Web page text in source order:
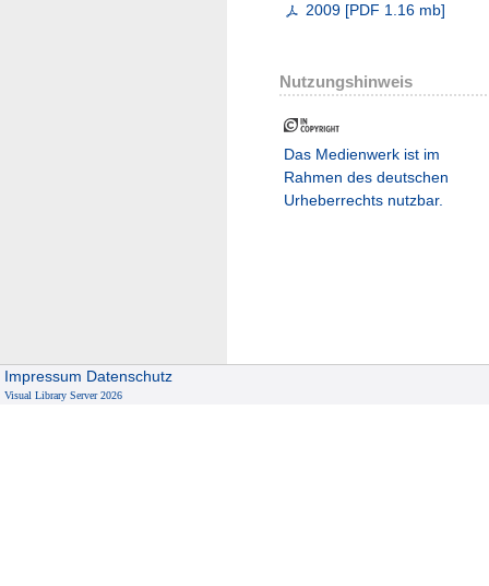
2009 [PDF 1.16 mb]
Nutzungshinweis
Das Medienwerk ist im
Rahmen des deutschen
Urheberrechts nutzbar.
Impressum Datenschutz
Visual Library Server 2026